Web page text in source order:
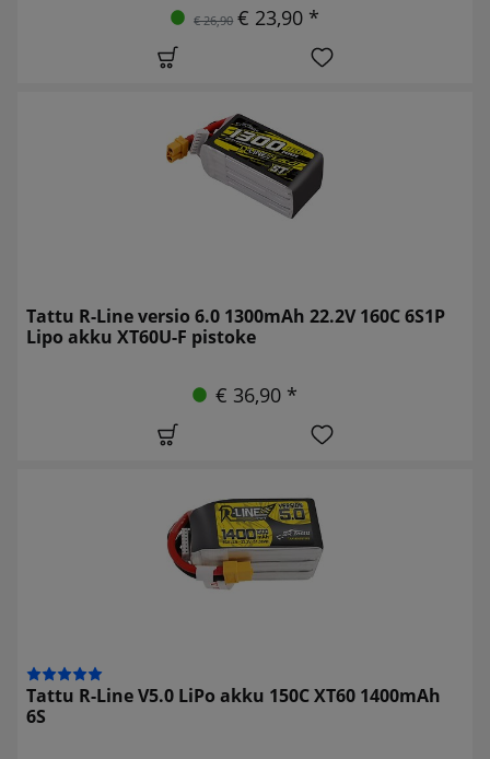
€ 26,90 € 23,90 *
Tattu R-Line versio 6.0 1300mAh 22.2V 160C 6S1P
Lipo akku XT60U-F pistoke
€ 36,90 *
Tattu R-Line V5.0 LiPo akku 150C XT60 1400mAh
6S